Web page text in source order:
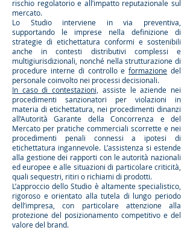
rischio regolatorio e all’impatto reputazionale sul
mercato.
Lo Studio interviene in via preventiva,
supportando le imprese nella definizione di
strategie di etichettatura conformi e sostenibili
anche in contesti distributivi complessi e
multigiurisdizionali, nonché nella strutturazione di
procedure interne di controllo eformazione del
personale coinvolto nei processi decisionali.
In caso di contestazioni,
assiste le aziende nei
procedimenti sanzionatori per violazioni in
materia di etichettatura, nei procedimenti dinanzi
all’Autorità Garante della Concorrenza e del
Mercato per pratiche commerciali scorrette e nei
procedimenti penali connessi a ipotesi di
etichettatura ingannevole. L’assistenza si estende
alla gestione dei rapporti con le autorità nazionali
ed europee e alle situazioni di particolare criticità,
quali sequestri, ritiri o richiami di prodotti.
L’approccio dello Studio è altamente specialistico,
rigoroso e orientato alla tutela di lungo periodo
dell’impresa, con particolare attenzione alla
protezione del posizionamento competitivo e del
valore del brand.